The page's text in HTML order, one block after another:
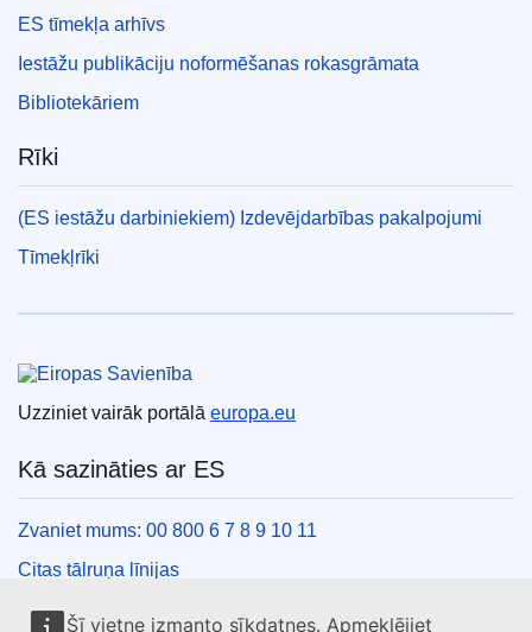
Šī vietne izmanto sīkdatnes. Apmeklējiet
ES tīmekļa arhīvs
Iestāžu publikāciju noformēšanas rokasgrāmata
Bibliotekāriem
Rīki
(ES iestāžu darbiniekiem) Izdevējdarbības pakalpojumi
Tīmekļrīki
Uzziniet vairāk portālā europa.eu
Kā sazināties ar ES
Zvaniet mums: 00 800 6 7 8 9 10 11
Citas tālruņa līnijas
Saziņas veidlapa